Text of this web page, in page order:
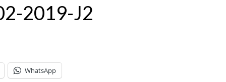
2019-J2
WhatsApp